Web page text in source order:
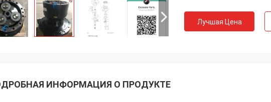
Лучшая Цена
ИНФОРМАЦИЯ О ПРОДУКТЕ